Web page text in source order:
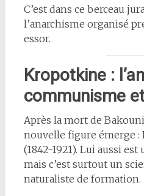
C’est dans ce berceau
l’anarchisme organisé
essor.
Kropotkine :
communisme
Après la mort de
nouvelle figure émerge :
(1842-1921). Lui aussi
mais c’est surtout un
naturaliste de formation.